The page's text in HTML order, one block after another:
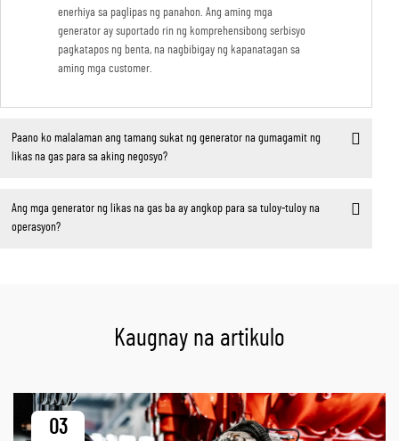
enerhiya sa paglipas ng panahon. Ang aming mga
generator ay suportado rin ng komprehensibong serbisyo
pagkatapos ng benta, na nagbibigay ng kapanatagan sa
aming mga customer.
Paano ko malalaman ang tamang sukat ng generator na gumagamit ng
likas na gas para sa aking negosyo?
Ang mga generator ng likas na gas ba ay angkop para sa tuloy-tuloy na
operasyon?
Kaugnay na artikulo
03